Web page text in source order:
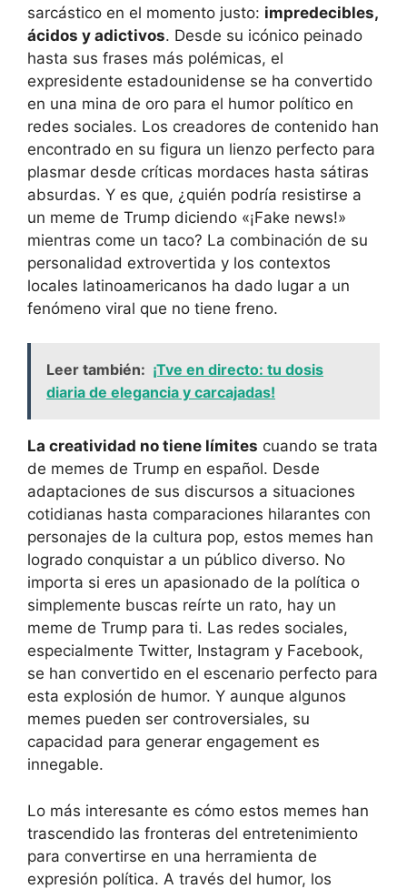
sarcástico en el momento justo: impredecibles,
ácidos y adictivos. Desde su icónico peinado
hasta sus frases más polémicas, el
expresidente estadounidense se ha convertido
en una mina de oro para el humor político en
redes sociales. Los creadores de contenido han
encontrado en su figura un lienzo perfecto para
plasmar desde críticas mordaces hasta sátiras
absurdas. Y es que, ¿quién podría resistirse a
un meme de Trump diciendo «¡Fake news!»
mientras come un taco? La combinación de su
personalidad extrovertida y los contextos
locales latinoamericanos ha dado lugar a un
fenómeno viral que no tiene freno.
Leer también: ¡Tve en directo: tu dosis
diaria de elegancia y carcajadas!
La creatividad no tiene límites cuando se trata
de memes de Trump en español. Desde
adaptaciones de sus discursos a situaciones
cotidianas hasta comparaciones hilarantes con
personajes de la cultura pop, estos memes han
logrado conquistar a un público diverso. No
importa si eres un apasionado de la política o
simplemente buscas reírte un rato, hay un
meme de Trump para ti. Las redes sociales,
especialmente Twitter, Instagram y Facebook,
se han convertido en el escenario perfecto para
esta explosión de humor. Y aunque algunos
memes pueden ser controversiales, su
capacidad para generar engagement es
innegable.
Lo más interesante es cómo estos memes han
trascendido las fronteras del entretenimiento
para convertirse en una herramienta de
expresión política. A través del humor, los